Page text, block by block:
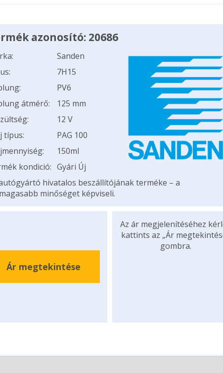
azonosító: 20686
Sanden
7H15
PV6
átmérő:
125 mm
12 V
típus:
PAG 100
150ml
kondició: Gyári Új
hivatalos beszállítójának terméke – a
minőséget képviseli.
Ár megtekintése
Az ár megjelenítéséhez
kattints az „Ár
gombra.